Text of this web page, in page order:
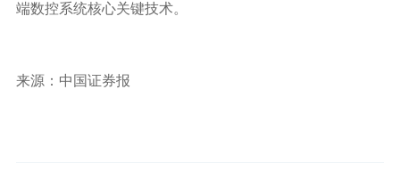
端数控系统核心关键技术。
来源：中国证券报